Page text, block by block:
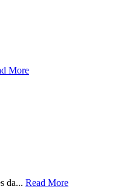
More
da... Read More